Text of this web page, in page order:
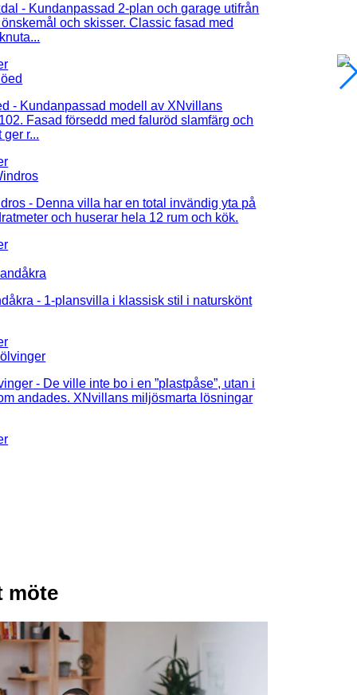
- Kundanpassad 2-plan och garage utifrån
och skisser. Classic fasad med
- Kundanpassad modell av XNvillans
Fasad försedd med faluröd slamfärg och
r...
- Denna villa har en total invändig yta på
och huserar hela 12 rum och kök.
- 1-plansvilla i klassisk stil i naturskönt
- De ville inte bo i en ”plastpåse”, utan i
andades. XNvillans miljösmarta lösningar
möte